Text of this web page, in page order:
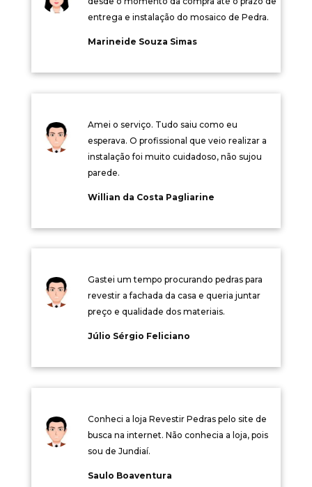
entrega e instalação do mosaico de Pedra.
Marineide Souza Simas
Amei o serviço. Tudo saiu como eu
esperava. O profissional que veio realizar a
instalação foi muito cuidadoso, não sujou
parede.
Willian da Costa Pagliarine
Gastei um tempo procurando pedras para
revestir a fachada da casa e queria juntar
preço e qualidade dos materiais.
Júlio Sérgio Feliciano
Conheci a loja Revestir Pedras pelo site de
busca na internet. Não conhecia a loja, pois
sou de Jundiaí.
Saulo Boaventura